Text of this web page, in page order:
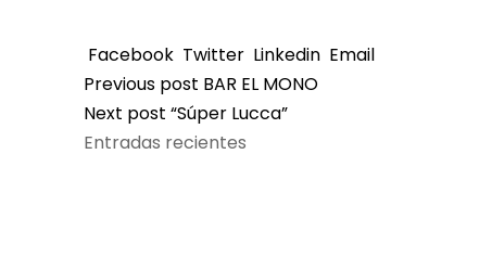
Facebook Twitter Linkedin Email
Previous post BAR EL MONO
Next post “Súper Lucca”
Entradas recientes